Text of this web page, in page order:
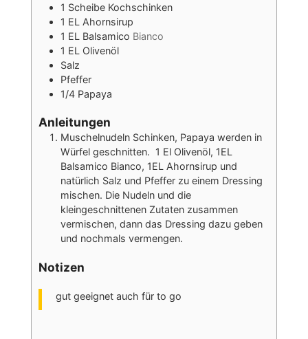
1 Scheibe Kochschinken
1 EL Ahornsirup
1 EL Balsamico Bianco
1 EL Olivenöl
Salz
Pfeffer
1/4 Papaya
Anleitungen
Muschelnudeln Schinken, Papaya werden in
Würfel geschnitten. 1 El Olivenöl, 1EL
Balsamico Bianco, 1EL Ahornsirup und
natürlich Salz und Pfeffer zu einem Dressing
mischen. Die Nudeln und die
kleingeschnittenen Zutaten zusammen
vermischen, dann das Dressing dazu geben
und nochmals vermengen.
Notizen
gut geeignet auch für to go